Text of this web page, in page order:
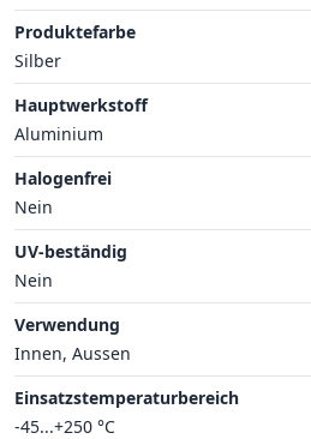
Produktefarbe
Silber
Hauptwerkstoff
Aluminium
Halogenfrei
Nein
UV-beständig
Nein
Verwendung
Innen, Aussen
Einsatzstemperaturbereich
-45...+250 °C